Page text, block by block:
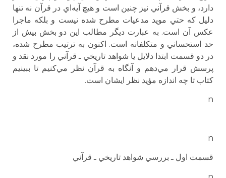
دارد، و بخش قرآني نيز چنين است و هيچ‌ آيه‌اي در قرآن نه تنها
دليل كه حتي مويد مدعيات مطرح شده نيست و بلكه ماجرا
عكس آن است. به عبارت ديگر مطالب اين دو بخش بيش از
حد استحساني و متكلفانه است. اكنون به ترتيب مطرح شده،
در دو قسمت ابتدا دلايل يا شواهد تاريخي ـ قرآني را مورد نقد و
پرسش قرار مي‌دهم و آنگاه به قرآن نظر مي‌كنيم تا ببينيم
كتاب تا چه اندازه مؤيد نظر ايشان است.
n
n
قسمت اول ـ بررسي شواهد تاريخي ـ قرآني